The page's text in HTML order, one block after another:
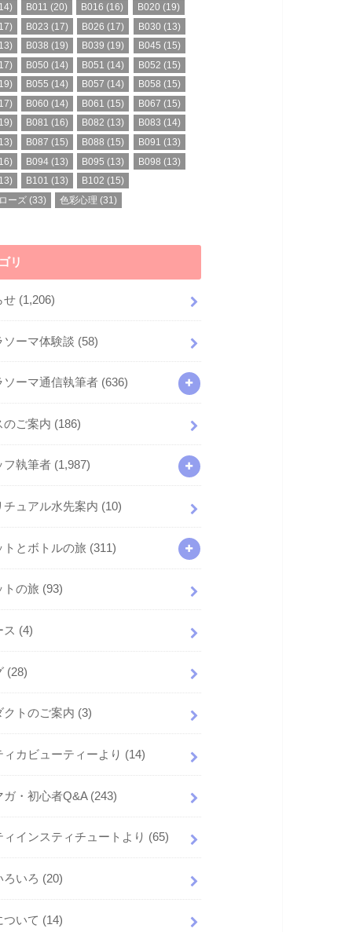
B011 (20) B016 (16) B020 (19)
B023 (17) B026 (17) B030 (13)
B038 (19) B039 (19) B045 (15)
B050 (14) B051 (14) B052 (15)
B055 (14) B057 (14) B058 (15)
B060 (14) B061 (15) B067 (15)
B081 (16) B082 (13) B083 (14)
B087 (15) B088 (15) B091 (13)
B094 (13) B095 (13) B098 (13)
B101 (13) B102 (15)
ーズ (33) 色彩心理 (31)
リ
せ (1,206)
ソーマ体験談 (58)
ソーマ通信執筆者 (636)
のご案内 (186)
フ執筆者 (1,987)
チュアル水先案内 (10)
トとボトルの旅 (311)
トの旅 (93)
ス (4)
(28)
クトのご案内 (3)
ィカビューティーより (14)
ガ・初心者Q&A (243)
ィインスティチュートより (65)
ろいろ (20)
ついて (14)